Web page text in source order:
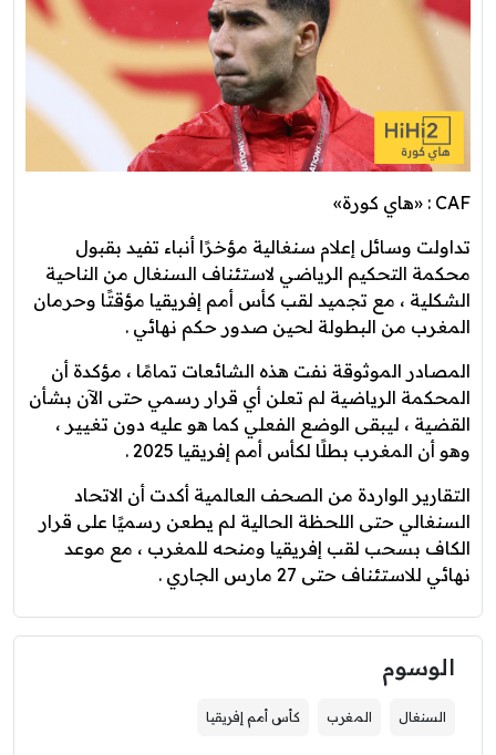
CAF : «هاي كورة»
تداولت وسائل إعلام سنغالية مؤخرًا أنباء تفيد بقبول
محكمة التحكيم الرياضي لاستئناف السنغال من الناحية
الشكلية ، مع تجميد لقب كأس أمم إفريقيا مؤقتًا وحرمان
المغرب من البطولة لحين صدور حكم نهائي .
المصادر الموثوقة نفت هذه الشائعات تمامًا ، مؤكدة أن
المحكمة الرياضية لم تعلن أي قرار رسمي حتى الآن بشأن
القضية ، ليبقى الوضع الفعلي كما هو عليه دون تغيير ،
وهو أن المغرب بطلًا لكأس أمم إفريقيا 2025 .
التقارير الواردة من الصحف العالمية أكدت أن الاتحاد
السنغالي حتى اللحظة الحالية لم يطعن رسميًا على قرار
الكاف بسحب لقب إفريقيا ومنحه للمغرب ، مع موعد
نهائي للاستئناف حتى 27 مارس الجاري .
الوسوم
السنغال المغرب كأس أمم إفريقيا